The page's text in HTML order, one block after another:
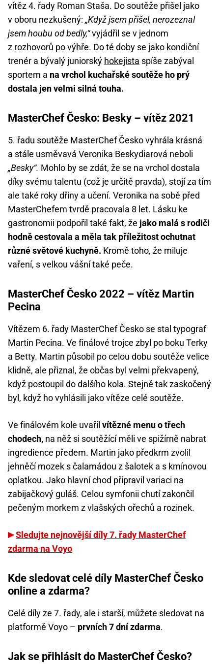
vítěz 4. řady Roman Staša. Do soutěže přišel jako
v oboru nezkušený: „Když jsem přišel, nerozeznal
jsem houbu od bedly,“vyjádřil se v jednom
z rozhovorů po výhře. Do té doby se jako kondiční
trenér a bývalý juniorský hokejista spíše zabýval
sportem a na vrchol kuchařské soutěže ho prý
dostala jen velmi silná touha.
MasterChef Česko: Besky – vítěz 2021
5. řadu soutěže MasterChef Česko vyhrála krásná
a stále usměvavá Veronika Beskydiarová neboli
„Besky“. Mohlo by se zdát, že se na vrchol dostala
díky svému talentu (což je určitě pravda), stojí za tím
ale také roky dřiny a učení. Veronika na sobě před
MasterChefem tvrdě pracovala 8 let. Lásku ke
gastronomii podpořil také fakt, že jako malá s rodiči
hodně cestovala a měla tak příležitost ochutnat
různé světové kuchyně. Kromě toho, že miluje
vaření, s velkou vášní také peče.
MasterChef Česko 2022 – vítěz Martin
Pecina
Vítězem 6. řady MasterChef Česko se stal typograf
Martin Pecina. Ve finálové trojce zbyl po boku Terky
a Betty. Martin působil po celou dobu soutěže velice
klidně, ale přiznal, že občas byl velmi překvapený,
když postoupil do dalšího kola. Stejně tak zaskočený
byl, když ho vyhlásili jako vítěze celé soutěže.
Ve finálovém kole uvařil vítězné menu o třech
chodech, na něž si soutěžící měli ve spižírně nabrat
ingredience předem. Martin jako předkrm zvolil
jehněčí mozek s čalamádou z šalotek a s kmínovou
oplatkou. Jako hlavní chod připravil variaci na
zabijačkový guláš. Celou symfonii chutí zakončil
pečeným morkem z vlašských ořechů a rozinek.
Sledujte nejnovější díly 7. řady MasterChef
zdarma na Voyo
Kde sledovat celé díly MasterChef Česko
online a zdarma?
Celé díly ze 7. řady, ale i starší, můžete sledovat na
platformě Voyo – prvních 7 dní zdarma.
Jak se přihlásit do MasterChef Česko?